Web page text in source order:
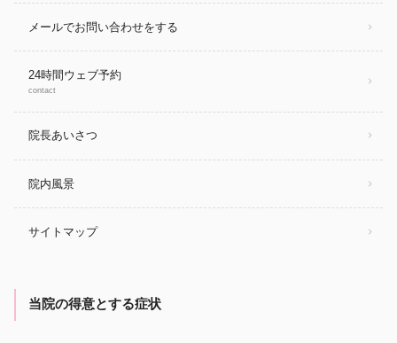
メールでお問い合わせをする
24時間ウェブ予約
contact
院長あいさつ
院内風景
サイトマップ
当院の得意とする症状